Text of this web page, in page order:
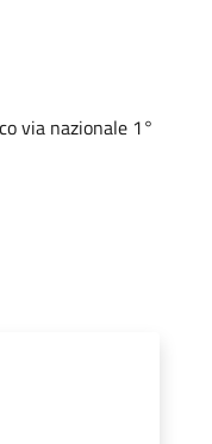
via nazionale 1°